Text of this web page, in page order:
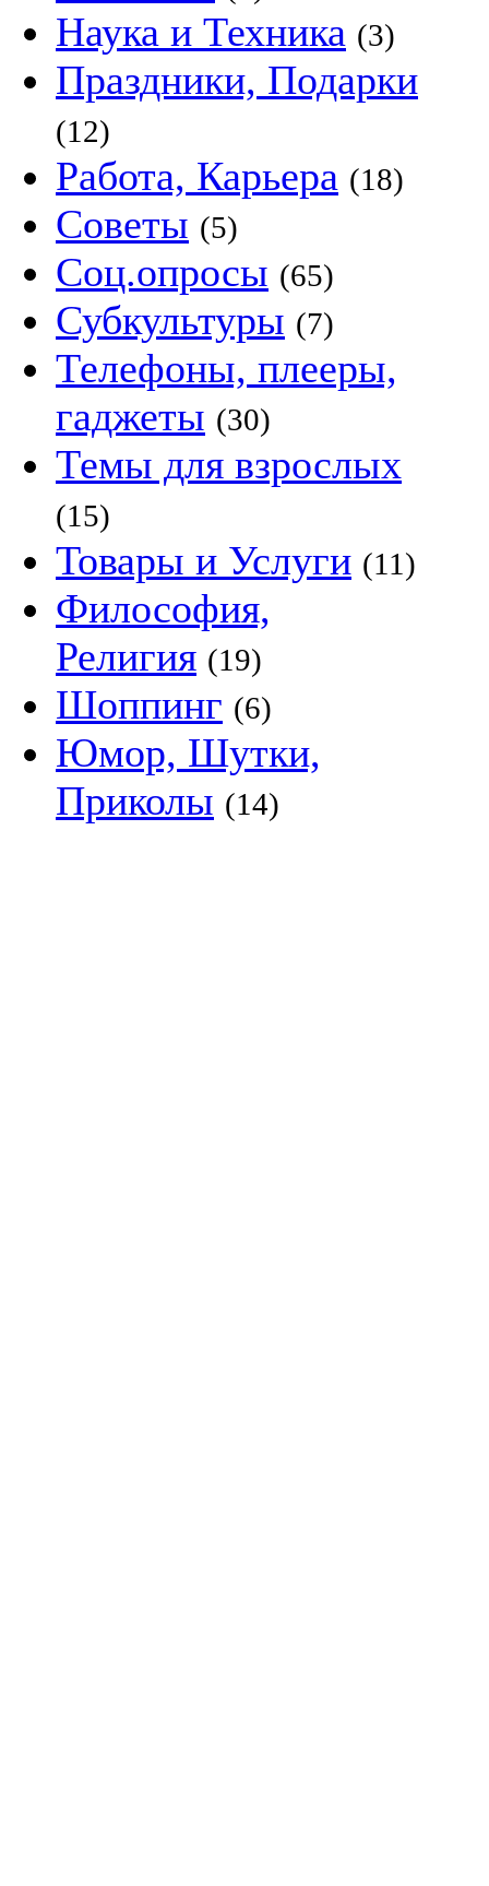
Наука и Техника (3)
Праздники, Подарки
(12)
Работа, Карьера (18)
Советы (5)
Соц.опросы (65)
Субкультуры (7)
Телефоны, плееры,
гаджеты (30)
Темы для взрослых
(15)
Товары и Услуги (11)
Философия,
Религия (19)
Шоппинг (6)
Юмор, Шутки,
Приколы (14)